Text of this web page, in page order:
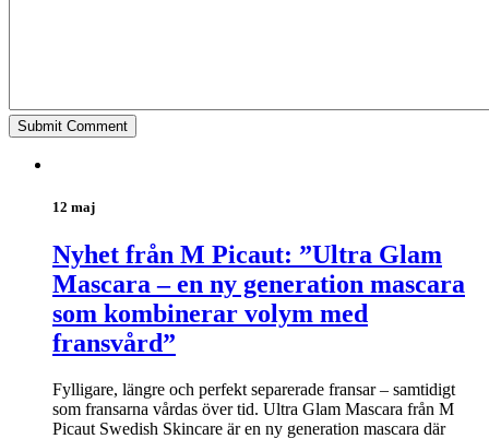
12 maj
Nyhet från M Picaut: ”Ultra Glam
Mascara – en ny generation mascara
som kombinerar volym med
fransvård”
Fylligare, längre och perfekt separerade fransar – samtidigt
som fransarna vårdas över tid. Ultra Glam Mascara från M
Picaut Swedish Skincare är en ny generation mascara där